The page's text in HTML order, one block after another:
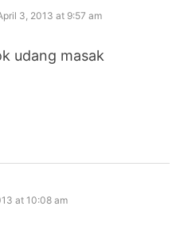
3, 2013 at 9:57 am
udang masak
at 10:08 am